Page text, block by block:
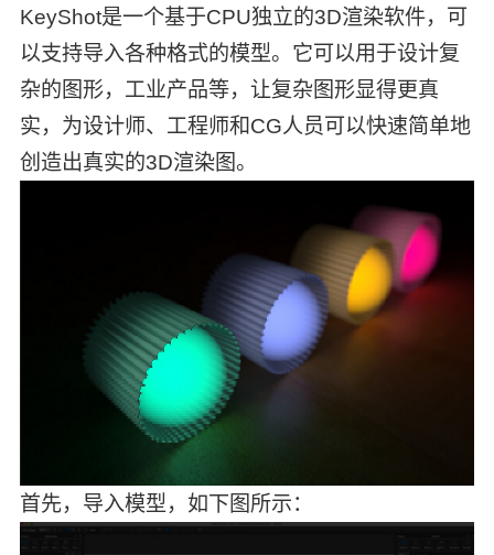
KeyShot是一个基于CPU独立的3D渲染软件，可
以支持导入各种格式的模型。它可以用于设计复
杂的图形，工业产品等，让复杂图形显得更真
实，为设计师、工程师和CG人员可以快速简单地
创造出真实的3D渲染图。
首先，导入模型，如下图所示：